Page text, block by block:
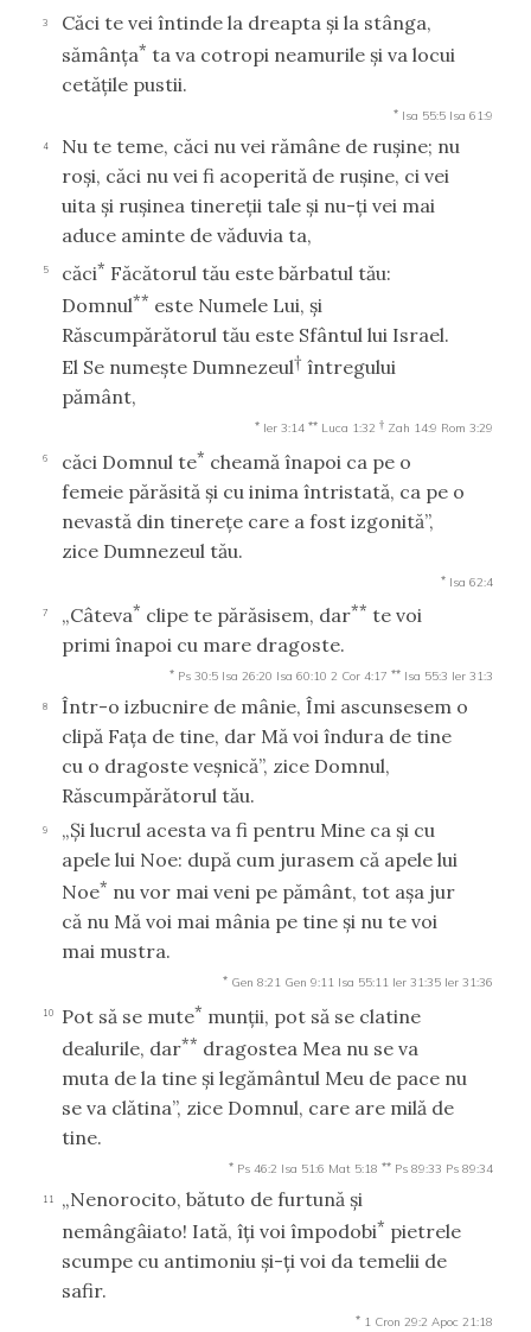
3
Căci te vei întinde la dreapta şi la stânga,
sămânţa* ta va cotropi neamurile şi va locui
cetăţile pustii.
* Isa 55:5 Isa 61:9
4
Nu te teme, căci nu vei rămâne de ruşine; nu
roşi, căci nu vei fi acoperită de ruşine, ci vei
uita şi ruşinea tinereţii tale şi nu-ţi vei mai
aduce aminte de văduvia ta,
5 căci* Făcătorul tău este bărbatul tău:
Domnul** este Numele Lui, şi
Răscumpărătorul tău este Sfântul lui Israel.
El Se numeşte Dumnezeul† întregului
pământ,
* Ier 3:14 ** Luca 1:32 † Zah 14:9 Rom 3:29
6 căci Domnul te* cheamă înapoi ca pe o
femeie părăsită şi cu inima întristată, ca pe o
nevastă din tinereţe care a fost izgonită”,
zice Dumnezeul tău.
* Isa 62:4
7 „Câteva* clipe te părăsisem, dar** te voi
primi înapoi cu mare dragoste.
* Ps 30:5 Isa 26:20 Isa 60:10 2 Cor 4:17 ** Isa 55:3 Ier 31:3
8
Într-o izbucnire de mânie, Îmi ascunsesem o
clipă Faţa de tine, dar Mă voi îndura de tine
cu o dragoste veşnică”, zice Domnul,
Răscumpărătorul tău.
9
„Şi lucrul acesta va fi pentru Mine ca şi cu
apele lui Noe: după cum jurasem că apele lui
Noe* nu vor mai veni pe pământ, tot aşa jur
că nu Mă voi mai mânia pe tine şi nu te voi
mai mustra.
* Gen 8:21 Gen 9:11 Isa 55:11 Ier 31:35 Ier 31:36
10 Pot să se mute* munţii, pot să se clatine
dealurile, dar** dragostea Mea nu se va
muta de la tine şi legământul Meu de pace nu
se va clătina”, zice Domnul, care are milă de
tine.
* Ps 46:2 Isa 51:6 Mat 5:18 ** Ps 89:33 Ps 89:34
11
„Nenorocito, bătuto de furtună şi
nemângâiato! Iată, îţi voi împodobi* pietrele
scumpe cu antimoniu şi-ţi voi da temelii de
safir.
* 1 Cron 29:2 Apoc 21:18